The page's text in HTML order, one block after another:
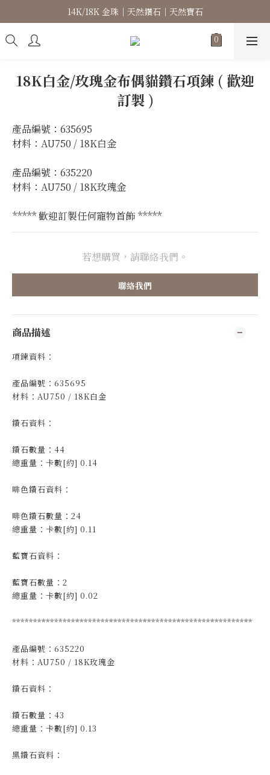
高級珠寶｜專屬訂製｜珠寶維修
14K/18K 金珠｜天然鑽石｜天然寶石
高級珠寶｜專屬訂製｜珠寶維修
18K白金/玫瑰金布偶貓鑽石項鍊 ( 歡迎
訂製 )
產品編號：635695
材料：AU750 / 18K白金
產品編號：635220
材料：AU750 / 18K玫瑰金
***** 歡迎訂製任何寵物首飾 *****
若想購買，請聯絡我們。
聯絡我們
商品描述
項鍊資料：
產品編號：635695
材料：AU750 / 18K白金
鑽石資料：
鑽石數量：44
總重量：卡數[約] 0.14
啡色鑽石資料：
啡色鑽石數量：24
總重量：卡數[約] 0.11
藍寶石資料：
藍寶石數量：2
總重量：卡數[約] 0.02
*********************************************************
產品編號：635220
材料：AU750 / 18K玫瑰金
鑽石資料：
鑽石數量：43
總重量：卡數[約] 0.13
黑鑽石資料：